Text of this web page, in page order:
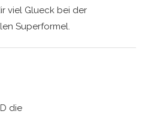
viel Glueck bei der
Superformel.
die